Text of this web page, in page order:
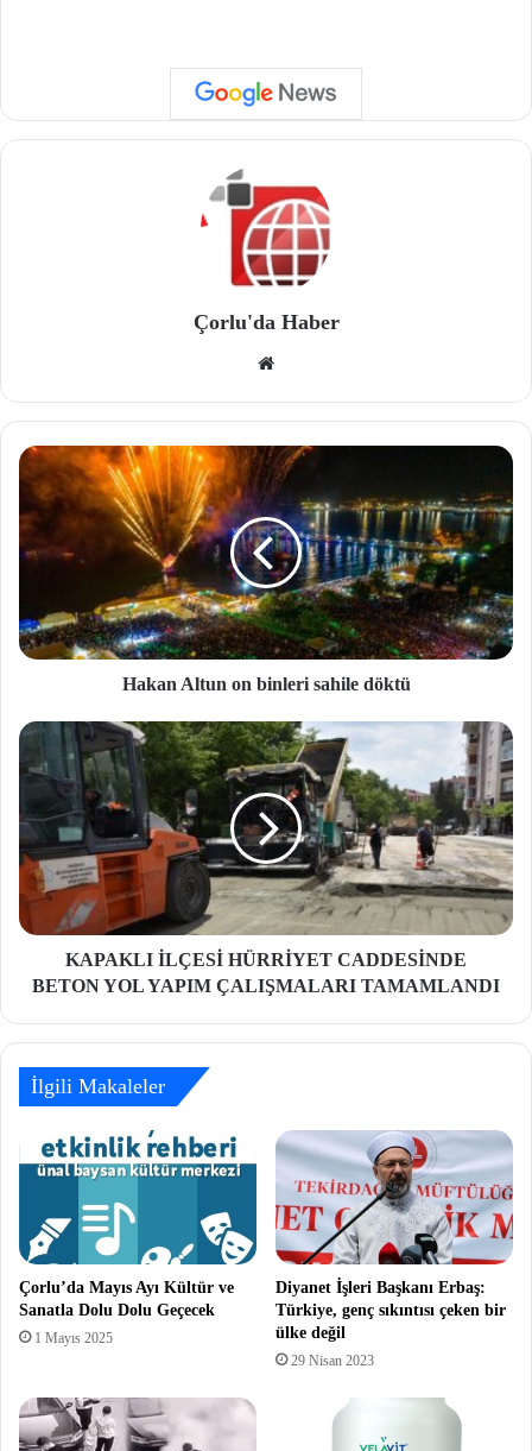
Çorlu'da Haber
site
si
Hakan Altun on binleri sahile döktü
KAPAKLI İLÇESİ HÜRRİYET CADDESİNDE
BETON YOL YAPIM ÇALIŞMALARI TAMAMLANDI
İlgili Makaleler
Çorlu’da Mayıs Ayı Kültür ve
Sanatla Dolu Dolu Geçecek
1 Mayıs 2025
Diyanet İşleri Başkanı Erbaş:
Türkiye, genç sıkıntısı çeken bir
ülke değil
29 Nisan 2023